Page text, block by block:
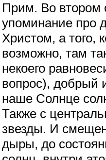
Прим. Во втором
упоминание про
Христом, а того,
возможно, там
некоего
вопрос), добрый
наше Солнце
Также с
звезды. И
дыры, до